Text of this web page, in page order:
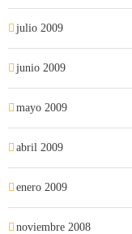
julio 2009
junio 2009
mayo 2009
abril 2009
enero 2009
noviembre 2008